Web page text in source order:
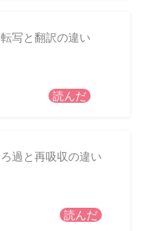
転写と翻訳の違い
読んだ
ろ過と再吸収の違い
読んだ